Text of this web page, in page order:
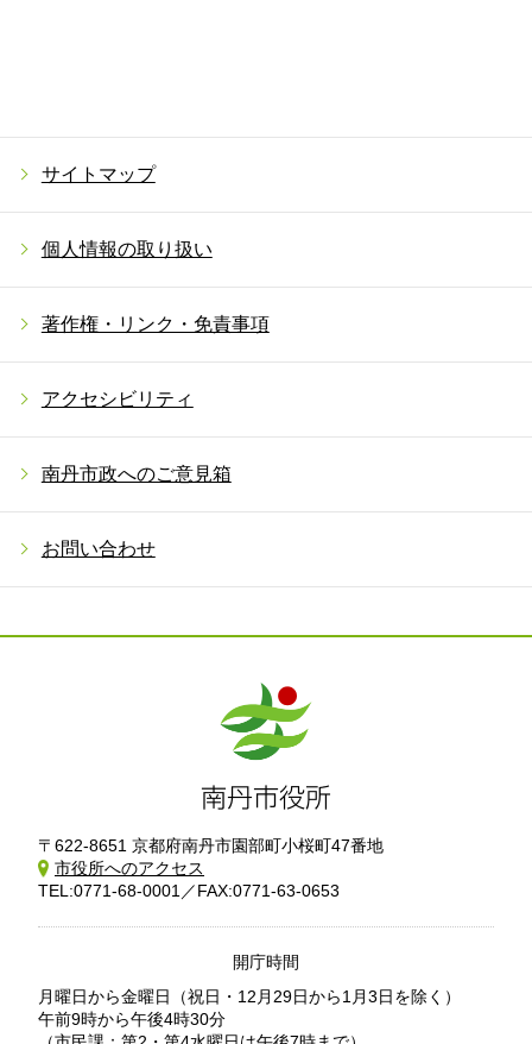
サイトマップ
個人情報の取り扱い
著作権・リンク・免責事項
アクセシビリティ
南丹市政へのご意見箱
お問い合わせ
〒622-8651 京都府南丹市園部町小桜町47番地
市役所へのアクセス
TEL:0771-68-0001／FAX:0771-63-0653
開庁時間
月曜日から金曜日
（祝日・12月29日から1月3日を除く）
午前9時から午後4時30分